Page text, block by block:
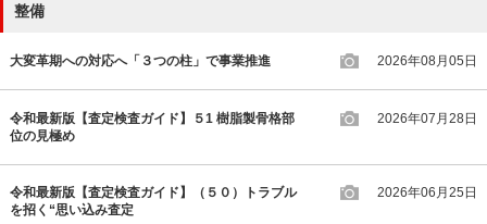
整備
大変革期への対応へ「３つの柱」で事業推進 2026年08月05日
令和最新版【査定検査ガイド】５1 樹脂製骨格部
位の見極め
2026年07月28日
令和最新版【査定検査ガイド】（５０）トラブル
を招く“思い込み査定
2026年06月25日